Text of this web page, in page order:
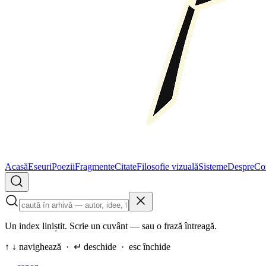
AcasăEseuriPoeziiFragmenteCitateFilosofie vizualăSistemeDespre
Un index liniștit. Scrie un cuvânt — sau o frază întreagă.
↑ ↓ navighează · ↵ deschide · esc închide